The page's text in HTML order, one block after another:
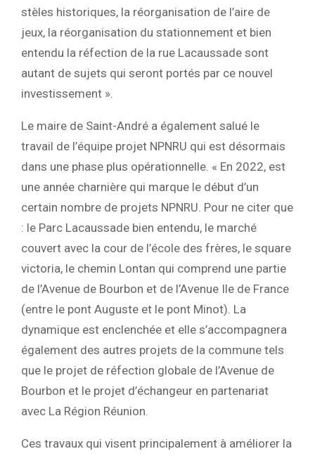
stèles historiques, la réorganisation de l’aire de
jeux, la réorganisation du stationnement et bien
entendu la réfection de la rue Lacaussade sont
autant de sujets qui seront portés par ce nouvel
investissement ».
Le maire de Saint-André a également salué le
travail de l’équipe projet NPNRU qui est désormais
dans une phase plus opérationnelle. « En 2022, est
une année charnière qui marque le début d’un
certain nombre de projets NPNRU. Pour ne citer que
: le Parc Lacaussade bien entendu, le marché
couvert avec la cour de l’école des frères, le square
victoria, le chemin Lontan qui comprend une partie
de l’Avenue de Bourbon et de l’Avenue Ile de France
(entre le pont Auguste et le pont Minot). La
dynamique est enclenchée et elle s’accompagnera
également des autres projets de la commune tels
que le projet de réfection globale de l’Avenue de
Bourbon et le projet d’échangeur en partenariat
avec La Région Réunion.
Ces travaux qui visent principalement à améliorer la